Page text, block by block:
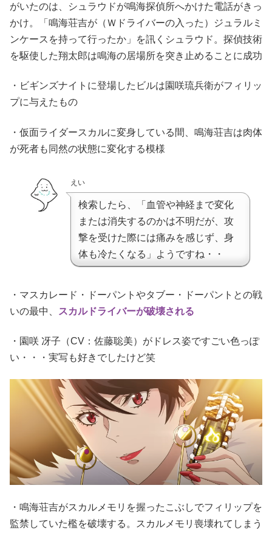
がいたのは、シュラウドが鳴海探偵所へかけた電話がきっ
かけ。「鳴海荘吉が（Ｗドライバーの入った）ジュラルミ
ンケースを持って行ったか」を訊くシュラウド。探偵技術
を駆使した翔太郎は鳴海の居場所を突き止めることに成功
・ビギンズナイトに登場したビルは園咲琉兵衛がフィリッ
プに与えたもの
・仮面ライダースカルに変身している間、鳴海荘吉は肉体
が死者も同然の状態に変化する模様
えい
検索したら、「血管や神経まで変化
または消失するのかは不明だが、攻
撃を受けた際には痛みを感じず、身
体も冷たくなる」ようですね・・
・マスカレード・ドーパントやタブー・ドーパントとの戦
いの最中、
スカルドライバーが破壊される
・園咲 冴子（CV：佐藤聡美）がドレス姿ですごい色っぽ
い・・・実写も好きでしたけど笑
・鳴海荘吉がスカルメモリを握ったこぶしでフィリップを
監禁していた檻を破壊する。スカルメモリ喪壊れてしまう